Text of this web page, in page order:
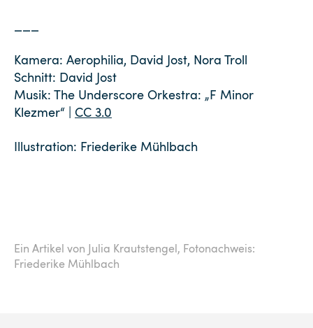
Kamera: Aerophilia, David Jost, Nora Troll
Schnitt: David Jost
Musik: The Underscore Orkestra: „F Minor
Klezmer“ | CC 3.0
Illustration: Friederike Mühlbach
Ein Artikel von Julia Krautstengel, Fotonachweis:
Friederike Mühlbach